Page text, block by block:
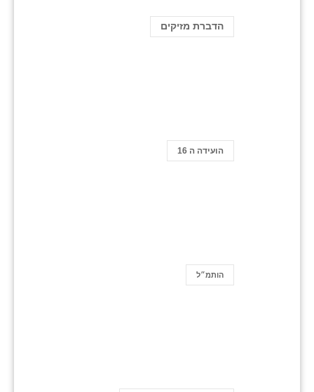
הדברת מזיקים
הועידה ה 16
הותמ״ל